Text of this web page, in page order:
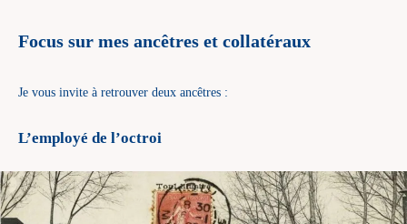
Focus sur mes ancêtres et collatéraux
Je vous invite à retrouver deux ancêtres :
L’employé de l’octroi